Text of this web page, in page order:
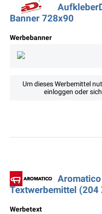
Banner 728x90
Werbebanner
Um dieses Werbemittel
einloggen oder sich
Textwerbemittel (204
Werbetext